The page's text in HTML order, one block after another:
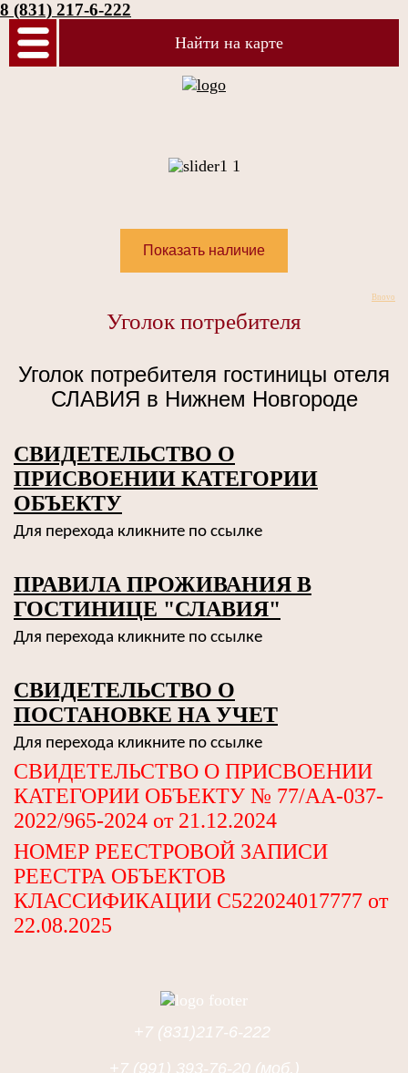
8 (831) 217-6-222
Найти на карте
Bnovo
Уголок потребителя
Уголок потребителя гостиницы отеля
СЛАВИЯ в Нижнем Новгороде
СВИДЕТЕЛЬСТВО О
ПРИСВОЕНИИ КАТЕГОРИИ
ОБЪЕКТУ
Для перехода кликните по ссылке
ПРАВИЛА ПРОЖИВАНИЯ В
ГОСТИНИЦЕ "СЛАВИЯ"
Для перехода кликните по ссылке
СВИДЕТЕЛЬСТВО О
ПОСТАНОВКЕ НА УЧЕТ
Для перехода кликните по ссылке
СВИДЕТЕЛЬСТВО О ПРИСВОЕНИИ
КАТЕГОРИИ ОБЪЕКТУ № 77/АА-037-
2022/965-2024 от 21.12.2024
НОМЕР РЕЕСТРОВОЙ ЗАПИСИ
РЕЕСТРА ОБЪЕКТОВ
КЛАССИФИКАЦИИ С522024017777 от
22.08.2025
+7 (831)217-6-222
+7 (991) 393-76-20 (моб.)